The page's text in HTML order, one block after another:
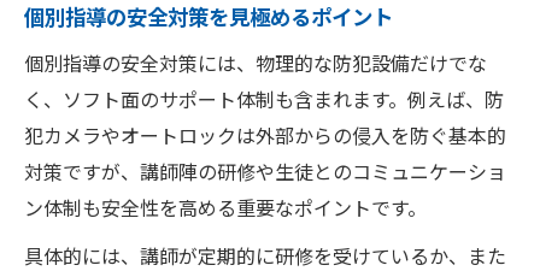
個別指導の安全対策を見極めるポイント
個別指導の安全対策には、物理的な防犯設備だけでな
く、ソフト面のサポート体制も含まれます。例えば、防
犯カメラやオートロックは外部からの侵入を防ぐ基本的
対策ですが、講師陣の研修や生徒とのコミュニケーショ
ン体制も安全性を高める重要なポイントです。
具体的には、講師が定期的に研修を受けているか、また